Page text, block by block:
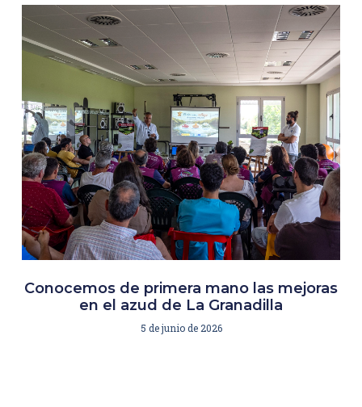
Conocemos de primera mano las mejoras
en el azud de La Granadilla
5 de junio de 2026